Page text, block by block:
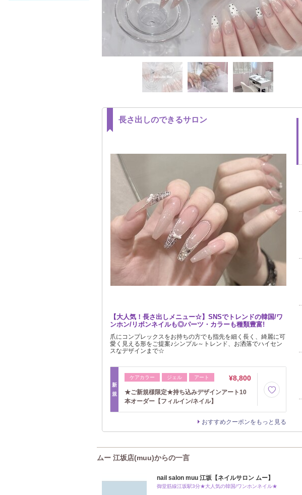
長さ出しのできるサロン
【大人気！長さ出しメニュー☆】SNSでトレンドの韓国/ワ
ンホン/リボンネイルも◎パーツ・カラーも種類豊富!
爪にコンプレックスをお持ちの方でも指先を細く長く、綺麗に可
愛く見える形をご提案♪シンプル～トレンド、お洒落でハイセン
スなデザインまで☆
新
規
ケアカラー ジェル アート ¥8,800
★ご新規様限定★持ち込みデザインアート10
本オーダー【フィルイン/ネイル】
おすすめクーポンをもっと見る
ムー 江坂店(muu)からの一言
nail salon muu 江坂【ネイルサロン ムー】
御堂筋線江坂駅3分★大人気の韓国/ワンホンネイル★